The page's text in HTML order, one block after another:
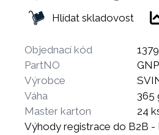
Hlídat skladovost
Objednací kód
PartNO
Výrobce
Váha
365
Master karton
24
Výhody registrace do B2B -